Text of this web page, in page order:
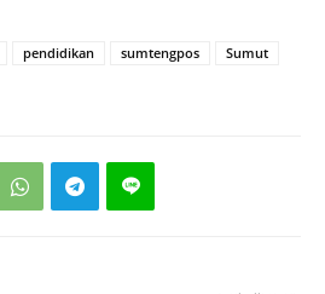
pendidikan sumtengpos
Sumut